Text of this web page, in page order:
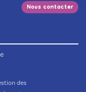
Nous contacter
des